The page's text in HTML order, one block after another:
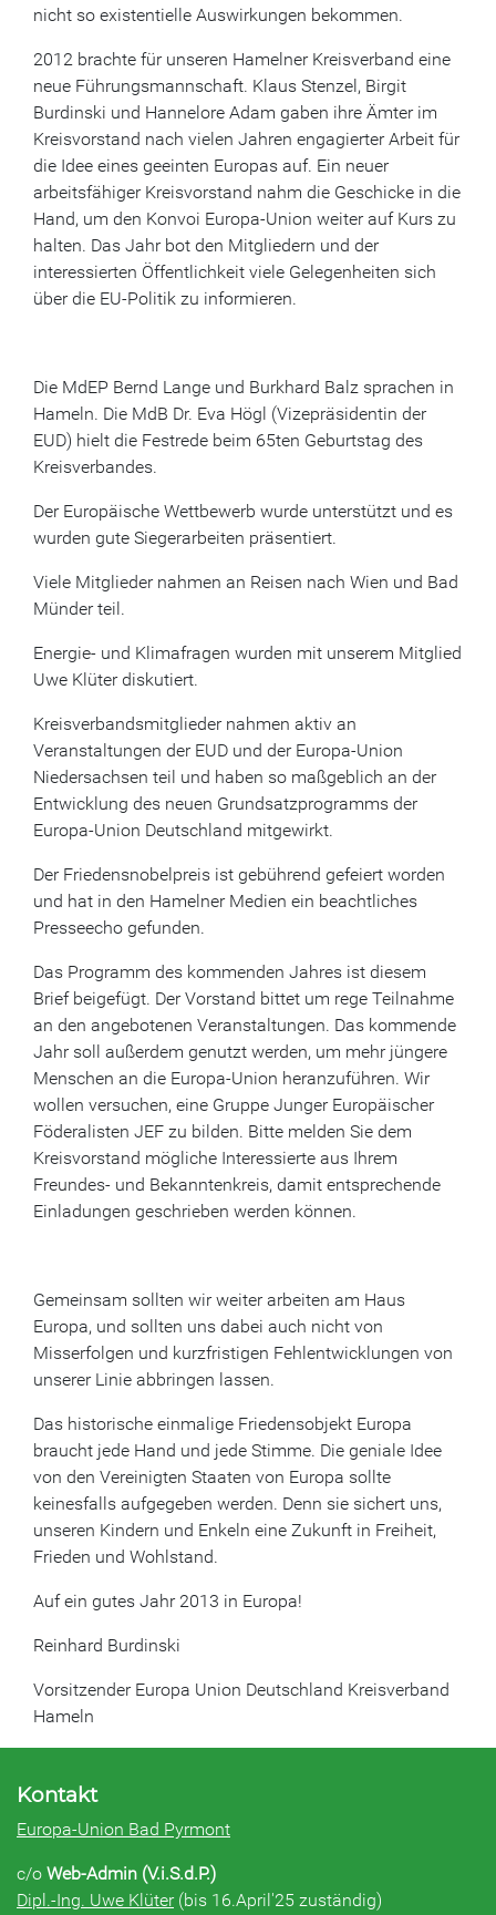
nicht so existentielle Auswirkungen bekommen.
2012 brachte für unseren Hamelner Kreisverband eine
neue Führungsmannschaft. Klaus Stenzel, Birgit
Burdinski und Hannelore Adam gaben ihre Ämter im
Kreisvorstand nach vielen Jahren engagierter Arbeit für
die Idee eines geeinten Europas auf. Ein neuer
arbeitsfähiger Kreisvorstand nahm die Geschicke in die
Hand, um den Konvoi Europa-Union weiter auf Kurs zu
halten. Das Jahr bot den Mitgliedern und der
interessierten Öffentlichkeit viele Gelegenheiten sich
über die EU-Politik zu informieren.
Die MdEP Bernd Lange und Burkhard Balz sprachen in
Hameln. Die MdB Dr. Eva Högl (Vizepräsidentin der
EUD) hielt die Festrede beim 65ten Geburtstag des
Kreisverbandes.
Der Europäische Wettbewerb wurde unterstützt und es
wurden gute Siegerarbeiten präsentiert.
Viele Mitglieder nahmen an Reisen nach Wien und Bad
Münder teil.
Energie- und Klimafragen wurden mit unserem Mitglied
Uwe Klüter diskutiert.
Kreisverbandsmitglieder nahmen aktiv an
Veranstaltungen der EUD und der Europa-Union
Niedersachsen teil und haben so maßgeblich an der
Entwicklung des neuen Grundsatzprogramms der
Europa-Union Deutschland mitgewirkt.
Der Friedensnobelpreis ist gebührend gefeiert worden
und hat in den Hamelner Medien ein beachtliches
Presseecho gefunden.
Das Programm des kommenden Jahres ist diesem
Brief beigefügt. Der Vorstand bittet um rege Teilnahme
an den angebotenen Veranstaltungen. Das kommende
Jahr soll außerdem genutzt werden, um mehr jüngere
Menschen an die Europa-Union heranzuführen. Wir
wollen versuchen, eine Gruppe Junger Europäischer
Föderalisten JEF zu bilden. Bitte melden Sie dem
Kreisvorstand mögliche Interessierte aus Ihrem
Freundes- und Bekanntenkreis, damit entsprechende
Einladungen geschrieben werden können.
Gemeinsam sollten wir weiter arbeiten am Haus
Europa, und sollten uns dabei auch nicht von
Misserfolgen und kurzfristigen Fehlentwicklungen von
unserer Linie abbringen lassen.
Das historische einmalige Friedensobjekt Europa
braucht jede Hand und jede Stimme. Die geniale Idee
von den Vereinigten Staaten von Europa sollte
keinesfalls aufgegeben werden. Denn sie sichert uns,
unseren Kindern und Enkeln eine Zukunft in Freiheit,
Frieden und Wohlstand.
Auf ein gutes Jahr 2013 in Europa!
Reinhard Burdinski
Vorsitzender Europa Union Deutschland Kreisverband
Hameln
Kontakt
Europa-Union Bad Pyrmont
c/o Web-Admin (V.i.S.d.P.)
Dipl.-Ing. Uwe Klüter(bis 16.April'25 zuständig)